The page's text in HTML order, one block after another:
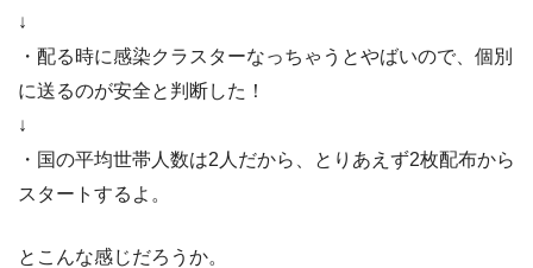
↓
・配る時に感染クラスターなっちゃうとやばいので、個別
に送るのが安全と判断した！
↓
・国の平均世帯人数は2人だから、とりあえず2枚配布から
スタートするよ。
とこんな感じだろうか。